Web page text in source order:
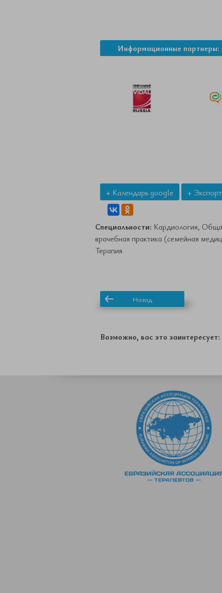
Информационные партнеры:
+ Календарь google +
Специальности: Кардиология,
врачебная практика (семейная
Терапия
Назад
Возможно, вас это заинтересует: